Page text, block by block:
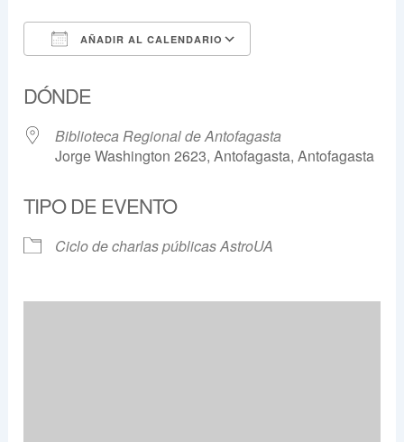
AÑADIR AL CALENDARIO
DÓNDE
Biblioteca Regional de Antofagasta
Jorge Washington 2623, Antofagasta, Antofagasta
TIPO DE EVENTO
Ciclo de charlas públicas AstroUA